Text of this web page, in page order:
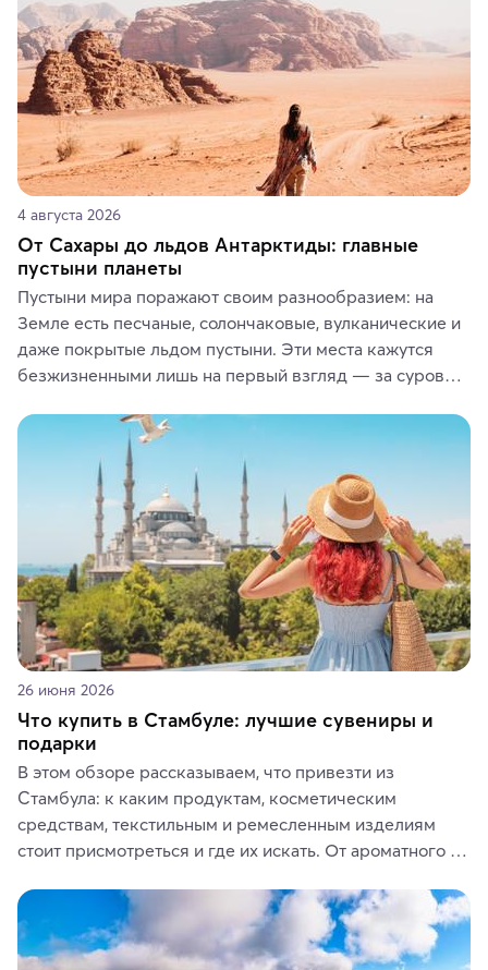
4 августа 2026
От Сахары до льдов Антарктиды: главные
пустыни планеты
Пустыни мира поражают своим разнообразием: на
Земле есть песчаные, солончаковые, вулканические и
даже покрытые льдом пустыни. Эти места кажутся
безжизненными лишь на первый взгляд — за суровой
животные и маршруты, которые дарят одни из самых
ярких впечатлений от путешествий.
26 июня 2026
Что купить в Стамбуле: лучшие сувениры и
подарки
В этом обзоре рассказываем, что привезти из
Стамбула: к каким продуктам, косметическим
средствам, текстильным и ремесленным изделиям
стоит присмотреться и где их искать. От ароматного
керамики и изделий из кожи на турецких рынках и в
аутентичных лавках — в подарок близким или себе на
память о путешествии.